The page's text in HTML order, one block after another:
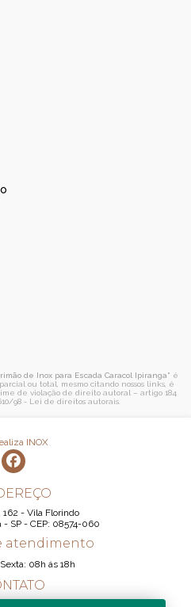
de Inox para Escada Caracol Ipiranga" é
ou total, mesmo citando nossos links, é
de violação de direito autoral – artigo 184
98 - Lei de direitos autorais.
- Vila Florindo
SP - CEP: 08574-060
atendimento
08h ás 18h